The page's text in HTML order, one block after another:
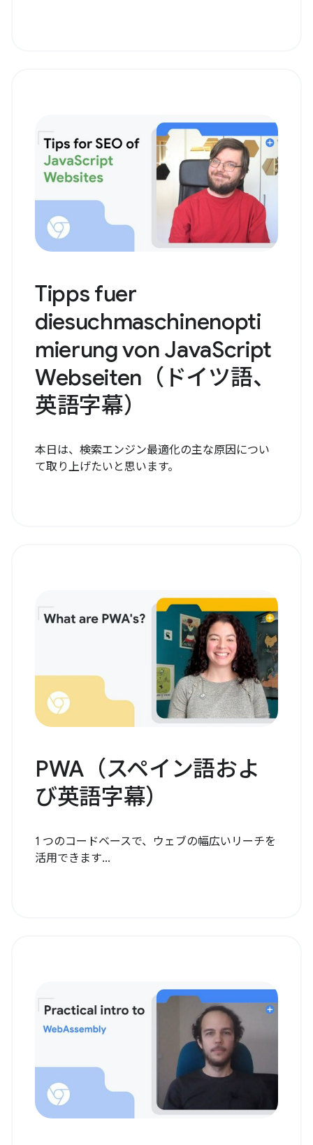
Tipps fuer
diesuchmaschinenopti
mierung von JavaScript
Webseiten（ドイツ語、
英語字幕）
本日は、検索エンジン最適化の主な原因につい
て取り上げたいと思います。
PWA（スペイン語およ
び英語字幕）
1 つのコードベースで、ウェブの幅広いリーチを
活用できます...